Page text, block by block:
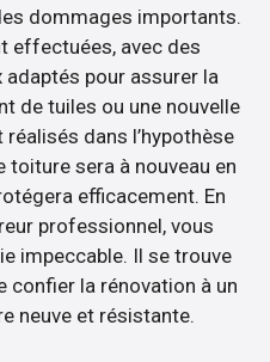
dommages importants.
effectuées, avec des
pour assurer la
de tuiles ou une nouvelle
dans l’hypothèse
toiture sera à nouveau en
efficacement. En
professionnel, vous
impeccable. Il se trouve
confier la rénovation à un
neuve et résistante.